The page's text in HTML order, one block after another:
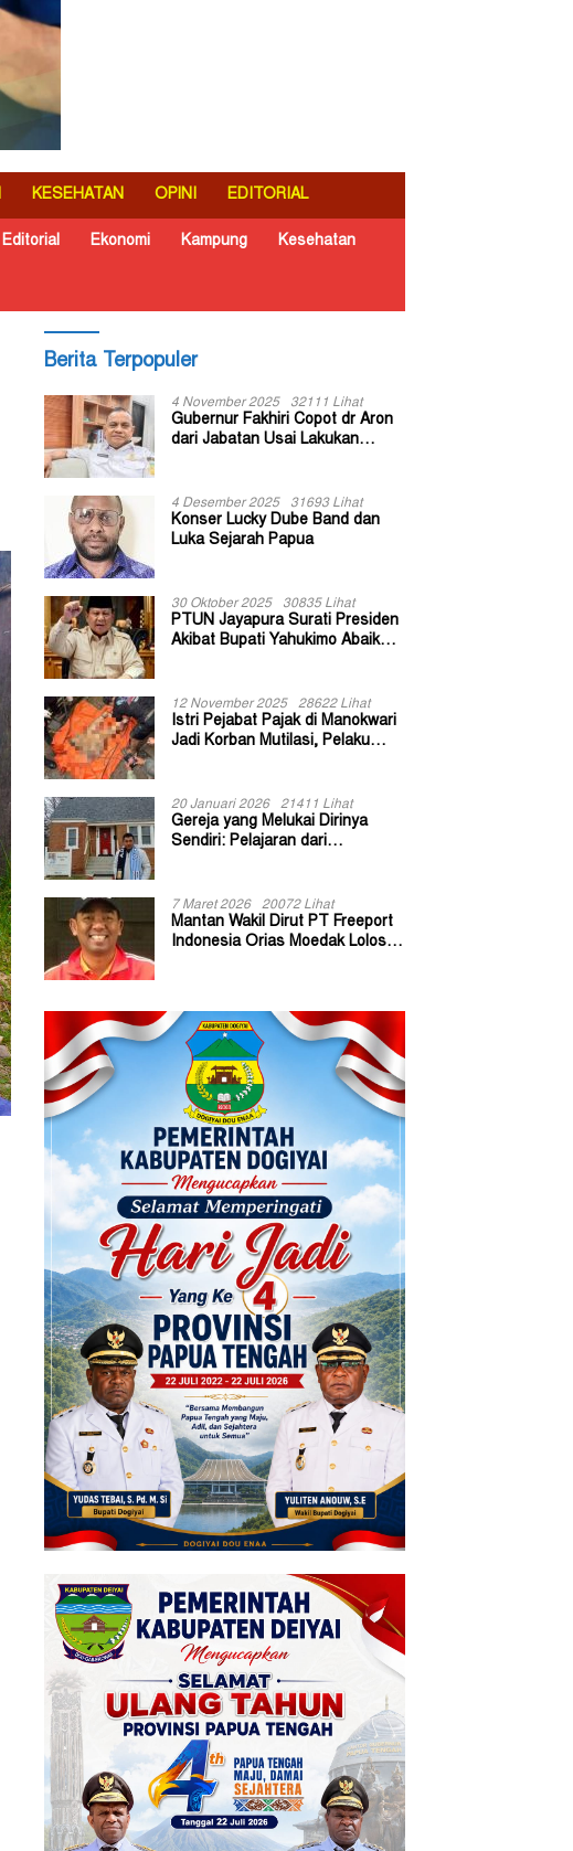
KESEHATAN OPINI EDITORIAL
Editorial Ekonomi Kampung Kesehatan
Berita Terpopuler
4 November 2025 32111 Lihat
Gubernur Fakhiri Copot dr Aron
dari Jabatan Usai Lakukan
4 Desember 2025 31693 Lihat
Konser Lucky Dube Band dan
Luka Sejarah Papua
30 Oktober 2025 30835 Lihat
PTUN Jayapura Surati Presiden
Akibat Bupati Yahukimo Abaikan
12 November 2025 28622 Lihat
Istri Pejabat Pajak di Manokwari
Jadi Korban Mutilasi, Pelaku
20 Januari 2026 21411 Lihat
Gereja yang Melukai Dirinya
Sendiri: Pelajaran dari
7 Maret 2026 20072 Lihat
Mantan Wakil Dirut PT Freeport
Indonesia Orias Moedak Lolos